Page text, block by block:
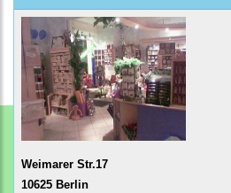
Weimarer Str.17
10625 Berlin